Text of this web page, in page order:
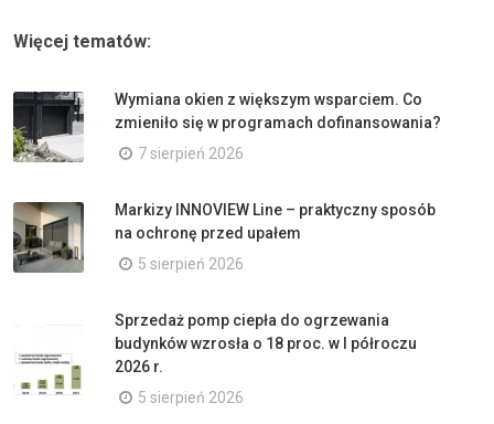
Więcej tematów:
Wymiana okien z większym wsparciem. Co
zmieniło się w programach dofinansowania?
7 sierpień 2026
Markizy INNOVIEW Line – praktyczny sposób
na ochronę przed upałem
5 sierpień 2026
Sprzedaż pomp ciepła do ogrzewania
budynków wzrosła o 18 proc. w I półroczu
2026 r.
5 sierpień 2026